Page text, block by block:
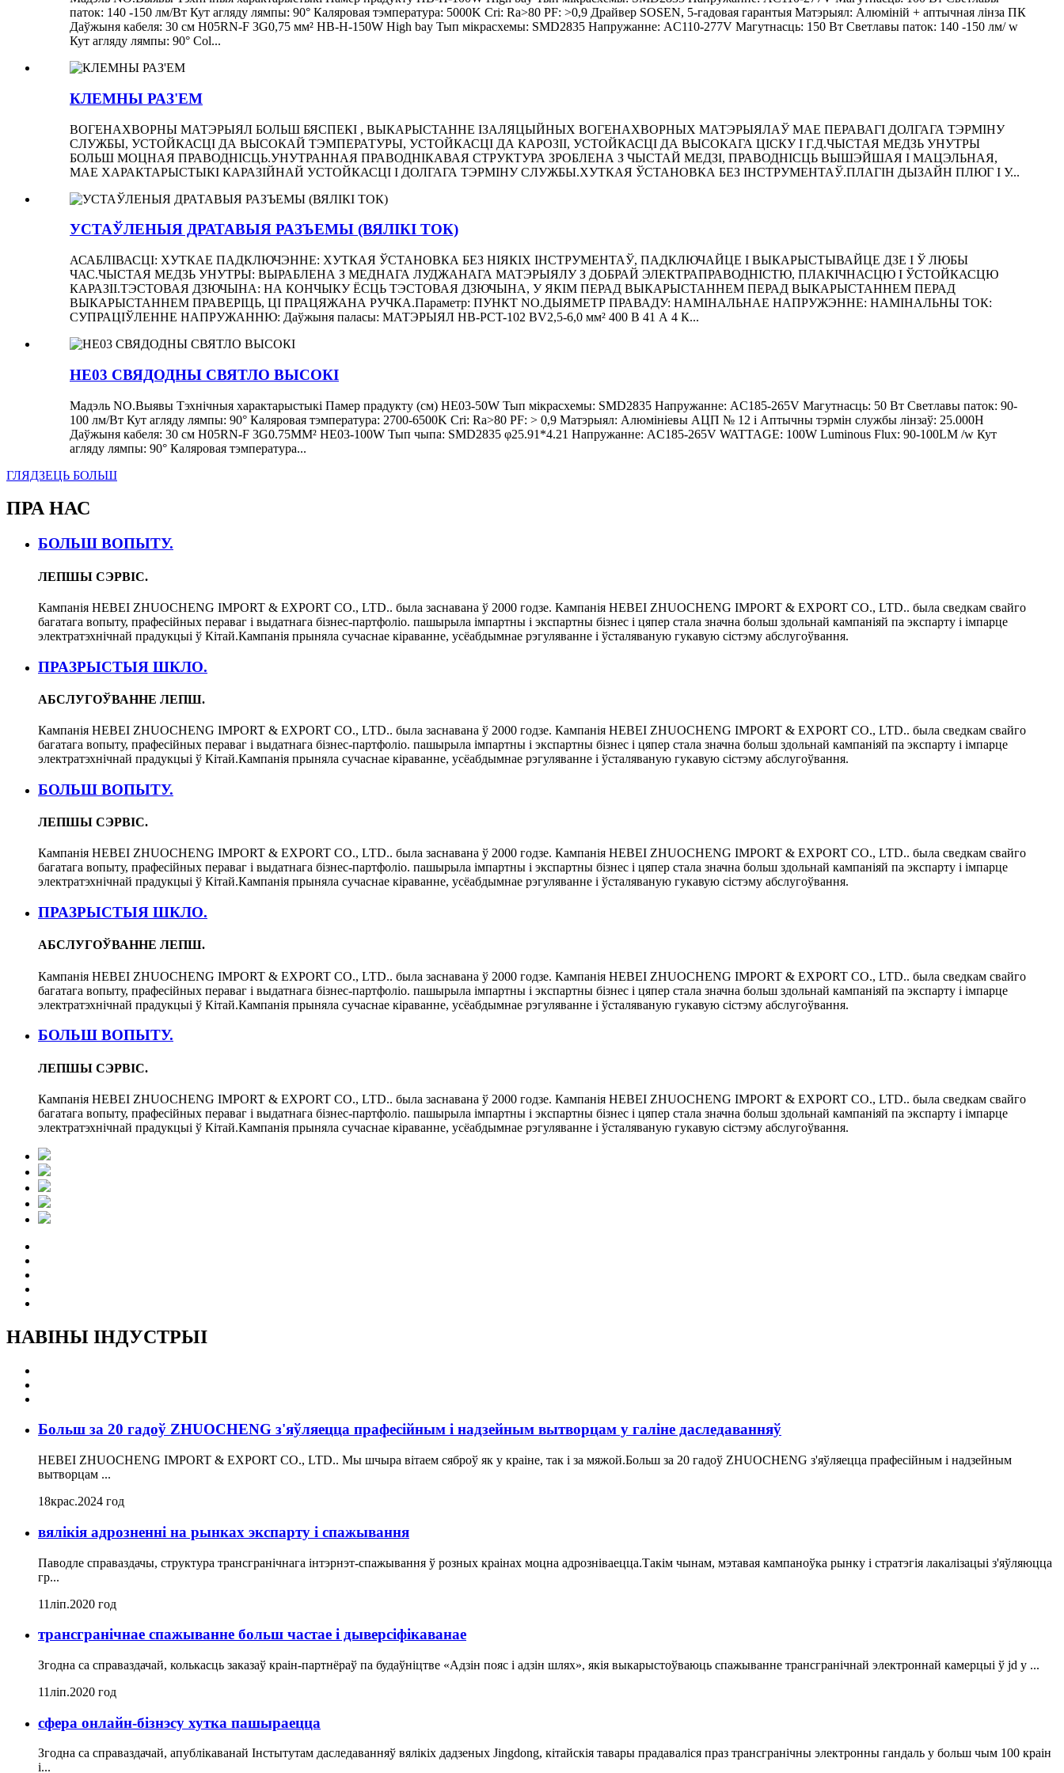
паток: 140 -150 лм/Вт Кут агляду лямпы: 90° Каляровая тэмпература: 5000K Cri: Ra>80 PF: >0,9 Драйвер SOSEN, 5-гадовая гарантыя Матэрыял: Алюміній + аптычная лінза ПК
Даўжыня кабеля: 30 см H05RN-F 3G0,75 мм² HB-H-150W High bay Тып мікрасхемы: SMD2835 Напружанне: AC110-277V Магутнасць: 150 Вт Светлавы паток: 140 -150 лм/ w
Кут агляду лямпы: 90° Col...
КЛЕМНЫ РАЗ'ЕМ
ВОГЕНАХВОРНЫ МАТЭРЫЯЛ БОЛЬШ БЯСПЕКІ , ВЫКАРЫСТАННЕ ІЗАЛЯЦЫЙНЫХ ВОГЕНАХВОРНЫХ МАТЭРЫЯЛАЎ МАЕ ПЕРАВАГІ ДОЛГАГА ТЭРМІНУ
СЛУЖБЫ, УСТОЙКАСЦІ ДА ВЫСОКАЙ ТЭМПЕРАТУРЫ, УСТОЙКАСЦІ ДА КАРОЗІІ, УСТОЙКАСЦІ ДА ВЫСОКАГА ЦІСКУ І Г.Д.ЧЫСТАЯ МЕДЗЬ УНУТРЫ
БОЛЬШ МОЦНАЯ ПРАВОДНІСЦЬ.УНУТРАННАЯ ПРАВОДНІКАВАЯ СТРУКТУРА ЗРОБЛЕНА З ЧЫСТАЙ МЕДЗІ, ПРАВОДНІСЦЬ ВЫШЭЙШАЯ І МАЦЭЛЬНАЯ,
МАЕ ХАРАКТАРЫСТЫКІ КАРАЗІЙНАЙ УСТОЙКАСЦІ І ДОЛГАГА ТЭРМІНУ СЛУЖБЫ.ХУТКАЯ ЎСТАНОВКА БЕЗ ІНСТРУМЕНТАЎ.ПЛАГІН ДЫЗАЙН ПЛЮГ І У...
УСТАЎЛЕНЫЯ ДРАТАВЫЯ РАЗЪЕМЫ (ВЯЛІКІ ТОК)
АСАБЛІВАСЦІ: ХУТКАЕ ПАДКЛЮЧЭННЕ: ХУТКАЯ ЎСТАНОВКА БЕЗ НІЯКІХ ІНСТРУМЕНТАЎ, ПАДКЛЮЧАЙЦЕ І ВЫКАРЫСТЫВАЙЦЕ ДЗЕ І Ў ЛЮБЫ
ЧАС.ЧЫСТАЯ МЕДЗЬ УНУТРЫ: ВЫРАБЛЕНА З МЕДНАГА ЛУДЖАНАГА МАТЭРЫЯЛУ З ДОБРАЙ ЭЛЕКТРАПРАВОДНІСТЮ, ПЛАКІЧНАСЦЮ І ЎСТОЙКАСЦЮ
КАРАЗІІ.ТЭСТОВАЯ ДЗЮЧЫНА: НА КОНЧЫКУ ЁСЦЬ ТЭСТОВАЯ ДЗЮЧЫНА, У ЯКІМ ПЕРАД ВЫКАРЫСТАННЕМ ПЕРАД ВЫКАРЫСТАННЕМ ПЕРАД
ВЫКАРЫСТАННЕМ ПРАВЕРІЦЬ, ЦІ ПРАЦЯЖАНА РУЧКА.Параметр: ПУНКТ NO.ДЫЯМЕТР ПРАВАДУ: НАМІНАЛЬНАЕ НАПРУЖЭННЕ: НАМІНАЛЬНЫ ТОК:
СУПРАЦІЎЛЕННЕ НАПРУЖАННЮ: Даўжыня паласы: МАТЭРЫЯЛ HB-PCT-102 BV2,5-6,0 мм² 400 В 41 А 4 К...
HE03 СВЯДОДНЫ СВЯТЛО ВЫСОКІ
Мадэль NO.Выявы Тэхнічныя характарыстыкі Памер прадукту (см) HE03-50W Тып мікрасхемы: SMD2835 Напружанне: AC185-265V Магутнасць: 50 Вт Светлавы паток: 90-
100 лм/Вт Кут агляду лямпы: 90° Каляровая тэмпература: 2700-6500K Cri: Ra>80 PF: > 0,9 Матэрыял: Алюмініевы АЦП № 12 і Аптычны тэрмін службы лінзаў: 25.000H
Даўжыня кабеля: 30 см H05RN-F 3G0.75MM² HE03-100W Тып чыпа: SMD2835 φ25.91*4.21 Напружанне: AC185-265V WATTAGE: 100W Luminous Flux: 90-100LM /w Кут
агляду лямпы: 90° Каляровая тэмпература...
ГЛЯДЗЕЦЬ БОЛЬШ
ПРА НАС
БОЛЬШ ВОПЫТУ.
ЛЕПШЫ СЭРВІС.
Кампанія HEBEI ZHUOCHENG IMPORT & EXPORT CO., LTD.. была заснавана ў 2000 годзе. Кампанія HEBEI ZHUOCHENG IMPORT & EXPORT CO., LTD.. была сведкам свайго
багатага вопыту, прафесійных пераваг і выдатнага бізнес-партфоліо. пашырыла імпартны і экспартны бізнес і цяпер стала значна больш здольнай кампаніяй па экспарту і імпарце
электратэхнічнай прадукцыі ў Кітай.Кампанія прыняла сучаснае кіраванне, усёабдымнае рэгуляванне і ўсталяваную гукавую сістэму абслугоўвання.
ПРАЗРЫСТЫЯ ШКЛО.
АБСЛУГОЎВАННЕ ЛЕПШ.
Кампанія HEBEI ZHUOCHENG IMPORT & EXPORT CO., LTD.. была заснавана ў 2000 годзе. Кампанія HEBEI ZHUOCHENG IMPORT & EXPORT CO., LTD.. была сведкам свайго
багатага вопыту, прафесійных пераваг і выдатнага бізнес-партфоліо. пашырыла імпартны і экспартны бізнес і цяпер стала значна больш здольнай кампаніяй па экспарту і імпарце
электратэхнічнай прадукцыі ў Кітай.Кампанія прыняла сучаснае кіраванне, усёабдымнае рэгуляванне і ўсталяваную гукавую сістэму абслугоўвання.
БОЛЬШ ВОПЫТУ.
ЛЕПШЫ СЭРВІС.
Кампанія HEBEI ZHUOCHENG IMPORT & EXPORT CO., LTD.. была заснавана ў 2000 годзе. Кампанія HEBEI ZHUOCHENG IMPORT & EXPORT CO., LTD.. была сведкам свайго
багатага вопыту, прафесійных пераваг і выдатнага бізнес-партфоліо. пашырыла імпартны і экспартны бізнес і цяпер стала значна больш здольнай кампаніяй па экспарту і імпарце
электратэхнічнай прадукцыі ў Кітай.Кампанія прыняла сучаснае кіраванне, усёабдымнае рэгуляванне і ўсталяваную гукавую сістэму абслугоўвання.
ПРАЗРЫСТЫЯ ШКЛО.
АБСЛУГОЎВАННЕ ЛЕПШ.
Кампанія HEBEI ZHUOCHENG IMPORT & EXPORT CO., LTD.. была заснавана ў 2000 годзе. Кампанія HEBEI ZHUOCHENG IMPORT & EXPORT CO., LTD.. была сведкам свайго
багатага вопыту, прафесійных пераваг і выдатнага бізнес-партфоліо. пашырыла імпартны і экспартны бізнес і цяпер стала значна больш здольнай кампаніяй па экспарту і імпарце
электратэхнічнай прадукцыі ў Кітай.Кампанія прыняла сучаснае кіраванне, усёабдымнае рэгуляванне і ўсталяваную гукавую сістэму абслугоўвання.
БОЛЬШ ВОПЫТУ.
ЛЕПШЫ СЭРВІС.
Кампанія HEBEI ZHUOCHENG IMPORT & EXPORT CO., LTD.. была заснавана ў 2000 годзе. Кампанія HEBEI ZHUOCHENG IMPORT & EXPORT CO., LTD.. была сведкам свайго
багатага вопыту, прафесійных пераваг і выдатнага бізнес-партфоліо. пашырыла імпартны і экспартны бізнес і цяпер стала значна больш здольнай кампаніяй па экспарту і імпарце
электратэхнічнай прадукцыі ў Кітай.Кампанія прыняла сучаснае кіраванне, усёабдымнае рэгуляванне і ўсталяваную гукавую сістэму абслугоўвання.
НАВІНЫ ІНДУСТРЫІ
Больш за 20 гадоў ZHUOCHENG з'яўляецца прафесійным і надзейным вытворцам у галіне даследаванняў
HEBEI ZHUOCHENG IMPORT & EXPORT CO., LTD.. Мы шчыра вітаем сяброў як у краіне, так і за мяжой.Больш за 20 гадоў ZHUOCHENG з'яўляецца прафесійным і надзейным
вытворцам ...
18крас.2024 год
вялікія адрозненні на рынках экспарту і спажывання
Паводле справаздачы, структура трансгранічнага інтэрнэт-спажывання ў розных краінах моцна адрозніваецца.Такім чынам, мэтавая кампаноўка рынку і стратэгія лакалізацыі з'яўляюцца
гр...
11ліп.2020 год
трансгранічнае спажыванне больш частае і дыверсіфікаванае
Згодна са справаздачай, колькасць заказаў краін-партнёраў па будаўніцтве «Адзін пояс і адзін шлях», якія выкарыстоўваюць спажыванне трансгранічнай электроннай камерцыі ў jd у ...
11ліп.2020 год
сфера онлайн-бізнэсу хутка пашыраецца
Згодна са справаздачай, апублікаванай Інстытутам даследаванняў вялікіх дадзеных Jingdong, кітайскія тавары прадаваліся праз трансгранічны электронны гандаль у больш чым 100 краін
і...